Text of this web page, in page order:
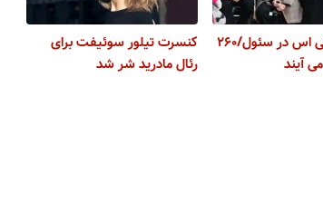
طوفان بی تی اس در سئول/۲۶۰
آیند
کنسرت تیلور سوئیفت برای
رئال مادرید شر شد